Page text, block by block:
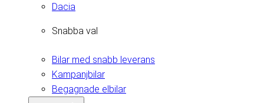
Dacia
Snabba val
Bilar med snabb leverans
Kampanjbilar
Begagnade elbilar